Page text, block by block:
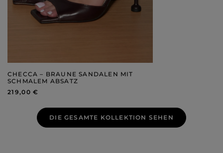
CHECCA – BRAUNE SANDALEN MIT
SCHMALEM ABSATZ
219,00 €
DIE GESAMTE KOLLEKTION SEHEN